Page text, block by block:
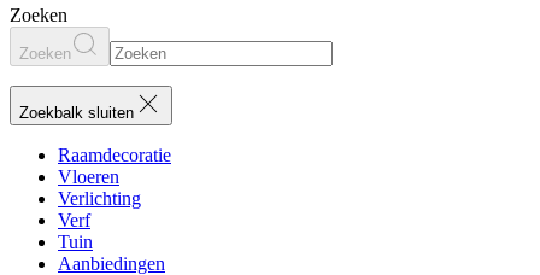
Zoeken
Zoeken
Zoekbalk sluiten
Raamdecoratie
Vloeren
Verlichting
Verf
Tuin
Aanbiedingen